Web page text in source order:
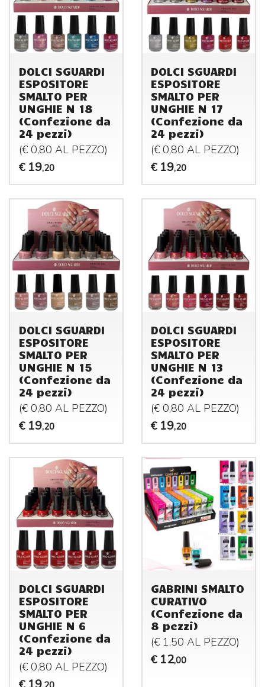
DOLCI SGUARDI
ESPOSITORE
SMALTO PER
UNGHIE N 18
(Confezione da
24 pezzi)
(€ 0,80 AL PEZZO)
€ 19,20
DOLCI SGUARDI
ESPOSITORE
SMALTO PER
UNGHIE N 17
(Confezione da
24 pezzi)
(€ 0,80 AL PEZZO)
€ 19,20
DOLCI SGUARDI
ESPOSITORE
SMALTO PER
UNGHIE N 15
(Confezione da
24 pezzi)
(€ 0,80 AL PEZZO)
€ 19,20
DOLCI SGUARDI
ESPOSITORE
SMALTO PER
UNGHIE N 13
(Confezione da
24 pezzi)
(€ 0,80 AL PEZZO)
€ 19,20
DOLCI SGUARDI
ESPOSITORE
SMALTO PER
UNGHIE N 6
(Confezione da
24 pezzi)
(€ 0,80 AL PEZZO)
GABRINI SMALTO
CURATIVO
(Confezione da
8 pezzi)
(€ 1,50 AL PEZZO)
€ 12,00